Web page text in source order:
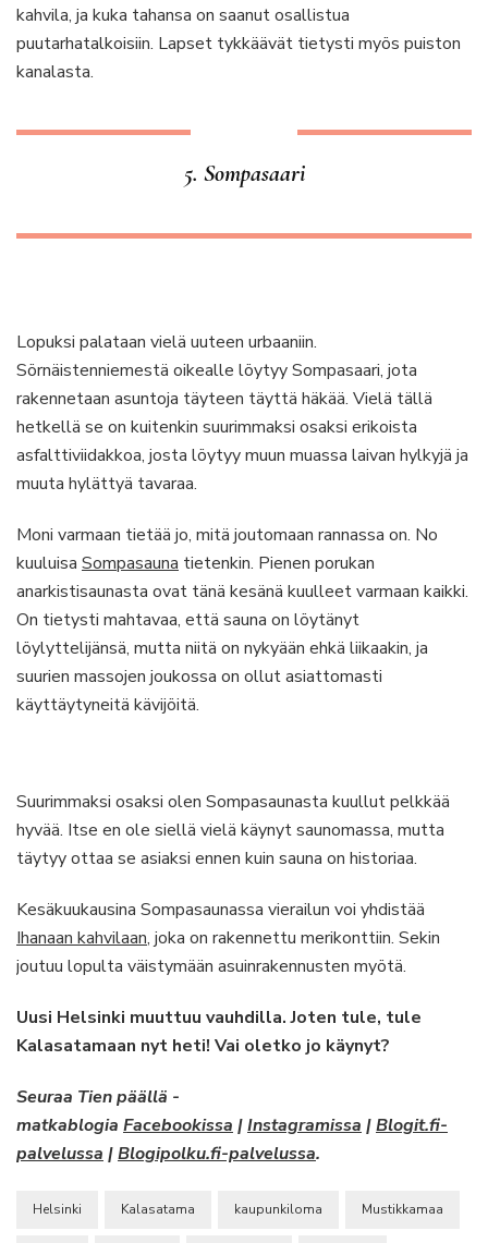
kahvila, ja kuka tahansa on saanut osallistua
puutarhatalkoisiin. Lapset tykkäävät tietysti myös puiston
kanalasta.
5. Sompasaari
Lopuksi palataan vielä uuteen urbaaniin.
Sörnäistenniemestä oikealle löytyy Sompasaari, jota
rakennetaan asuntoja täyteen täyttä häkää. Vielä tällä
hetkellä se on kuitenkin suurimmaksi osaksi erikoista
asfalttiviidakkoa, josta löytyy muun muassa laivan hylkyjä ja
muuta hylättyä tavaraa.
Moni varmaan tietää jo, mitä joutomaan rannassa on. No
kuuluisa Sompasauna tietenkin. Pienen porukan
anarkistisaunasta ovat tänä kesänä kuulleet varmaan kaikki.
On tietysti mahtavaa, että sauna on löytänyt
löylyttelijänsä, mutta niitä on nykyään ehkä liikaakin, ja
suurien massojen joukossa on ollut asiattomasti
käyttäytyneitä kävijöitä.
Suurimmaksi osaksi olen Sompasaunasta kuullut pelkkää
hyvää. Itse en ole siellä vielä käynyt saunomassa, mutta
täytyy ottaa se asiaksi ennen kuin sauna on historiaa.
Kesäkuukausina Sompasaunassa vierailun voi yhdistää
Ihanaan kahvilaan, joka on rakennettu merikonttiin. Sekin
joutuu lopulta väistymään asuinrakennusten myötä.
Uusi Helsinki muuttuu vauhdilla. Joten tule, tule
Kalasatamaan nyt heti! Vai oletko jo käynyt?
Seuraa Tien päällä -
matkablogia Facebookissa |Instagramissa |Blogit.fi-
palvelussa |Blogipolku.fi-palvelussa.
Helsinki Kalasatama kaupunkiloma Mustikkamaa